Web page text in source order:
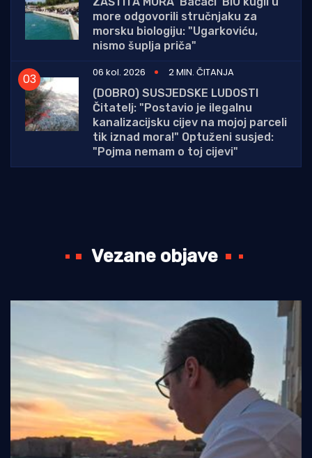
more odgovorili stručnjaku za
morsku biologiju: "Ugarkoviću,
nismo šuplja priča"
06 kol. 2026
2 MIN. ČITANJA
(DOBRO) SUSJEDSKE LUDOSTI
Čitatelj: "Postavio je ilegalnu
kanalizacijsku cijev na mojoj parceli
tik iznad mora!" Optuženi susjed:
"Pojma nemam o toj cijevi"
Vezane objave